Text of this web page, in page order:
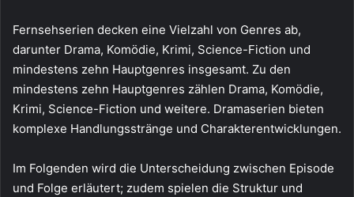
Fernsehserien decken eine Vielzahl von Genres ab,
darunter Drama, Komödie, Krimi, Science-Fiction und
mindestens zehn Hauptgenres insgesamt. Zu den
mindestens zehn Hauptgenres zählen Drama, Komödie,
Krimi, Science-Fiction und weitere. Dramaserien bieten
komplexe Handlungsstränge und Charakterentwicklungen.
Im Folgenden wird die Unterscheidung zwischen Episode
und Folge erläutert; zudem spielen die Struktur und